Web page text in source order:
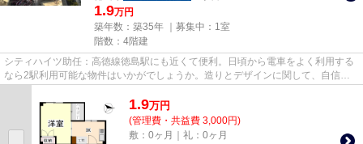
1.9万円
築年数：築35年 ｜募集中： 1室
階数：4階建
シティハイツ助任：高徳線徳島駅にも近くて便利。日頃から電車をよく利用する
なら2駅利用可能な物件はいかがでしょうか。造りとデザインに関して、自信を
1.9万円
(管理費・共益費 3,000円)
敷：0ヶ月｜礼：0ヶ月